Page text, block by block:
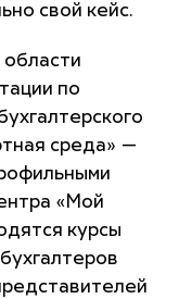
свой кейс.
области
по
среда» —
«Мой
курсы